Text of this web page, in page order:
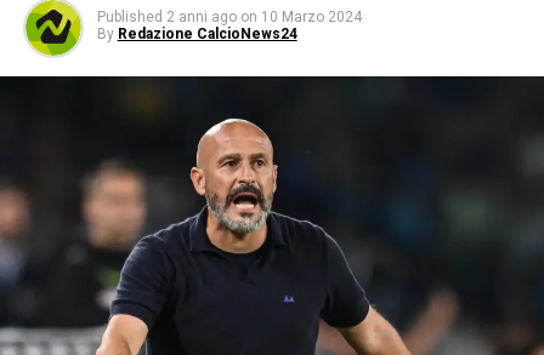
Published 2 anni ago on 10 Marzo 2024
By Redazione CalcioNews24